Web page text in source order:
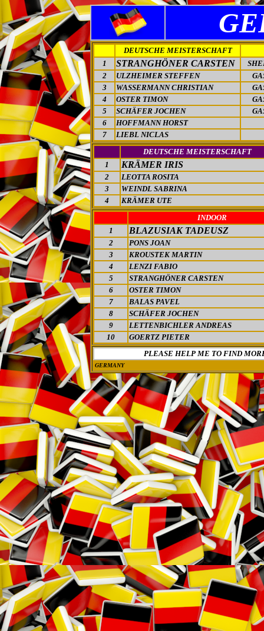
DEUTSCHE MEISTERSCHAFT
1
STRANGHÖNER CARSTEN
2
ULZHEIMER STEFFEN
3
WASSERMANN CHRISTIAN
4
OSTER TIMON
5
SCHÄFER JOCHEN
6
HOFFMANN HORST
7
LIEBL NICLAS
DEUTSCHE MEISTERSCHAFT
1
KRÄMER IRIS
2
LEOTTA ROSITA
3
WEINDL SABRINA
4
KRÄMER UTE
INDOOR
1
BLAZUSIAK TADEUSZ
2
PONS JOAN
3
KROUSTEK MARTIN
4
LENZI FABIO
5
STRANGHÖNER CARSTEN
6
OSTER TIMON
7
BALAS PAVEL
8
SCHÄFER JOCHEN
9
LETTENBICHLER ANDREAS
10
GOERTZ PIETER
PLEASE HELP ME TO FIND
GERMANY